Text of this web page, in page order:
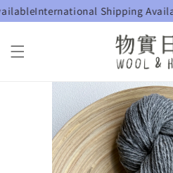
International Shipping